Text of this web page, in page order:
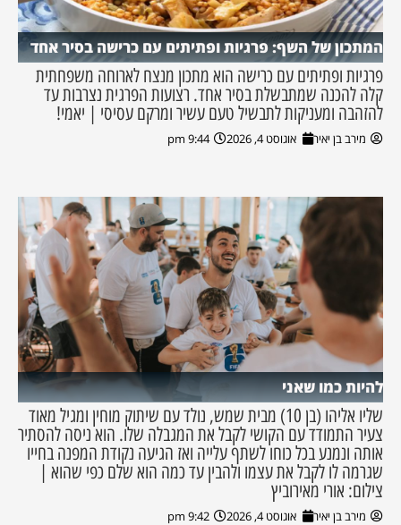
המתכון של השף: פרגיות ופתיתים עם כרישה בסיר אחד
פרגיות ופתיתים עם כרישה הוא מתכון מנצח לארוחה משפחתית
קלה להכנה שמתבשלת בסיר אחד. רצועות הפרגית נצרבות עד
להזהבה ומעניקות לתבשיל טעם עשיר ומרקם עסיסי | יאמי!
מירב בן יאיר אוגוסט 4, 2026 9:44 pm
להיות כמו שאני
שליו אליהו (בן 10) מבית שמש, נולד עם שיתוק מוחין ומגיל מאוד
צעיר התמודד עם הקושי לקבל את המגבלה שלו. הוא ניסה להסתיר
אותה ונמנע בכל כוחו לשתף עלייה ואז הגיעה נקודת המפנה בחייו
שגרמה לו לקבל את עצמו ולהבין עד כמה הוא שלם כפי שהוא |
צילום: אורי מאירוביץ
מירב בן יאיר אוגוסט 4, 2026 9:42 pm